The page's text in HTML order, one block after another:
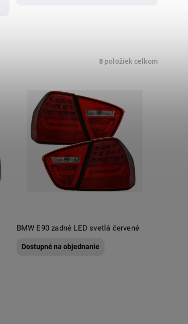
8položiek celkom
BMW E90 zadné LED svetlá červené
Dostupné na objednanie